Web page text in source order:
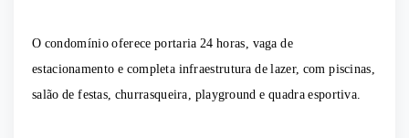
O condomínio oferece portaria 24 horas, vaga de
estacionamento e completa infraestrutura de lazer, com piscinas,
salão de festas, churrasqueira, playground e quadra esportiva.